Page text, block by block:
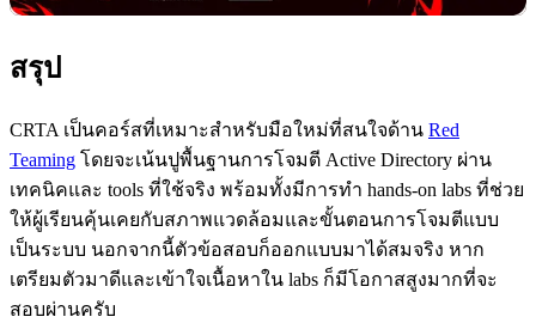
สรุป
CRTA เป็นคอร์สที่เหมาะสำหรับมือใหม่ที่สนใจด้าน Red
Teaming โดยจะเน้นปูพื้นฐานการโจมตี Active Directory ผ่าน
เทคนิคและ tools ที่ใช้จริง พร้อมทั้งมีการทำ hands-on labs ที่ช่วย
ให้ผู้เรียนคุ้นเคยกับสภาพแวดล้อมและขั้นตอนการโจมตีแบบ
เป็นระบบ นอกจากนี้ตัวข้อสอบก็ออกแบบมาได้สมจริง หาก
เตรียมตัวมาดีและเข้าใจเนื้อหาใน labs ก็มีโอกาสสูงมากที่จะ
สอบผ่านครับ